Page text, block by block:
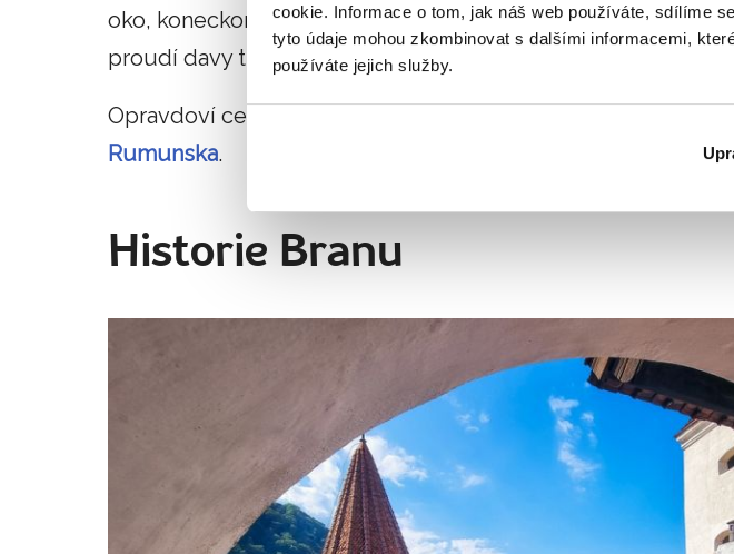
cookie. Informace o tom, jak náš web používáte, sdílíme
tyto údaje mohou zkombinovat s dalšími informacemi,
používáte jejich služby.
oko, koneckonců i díky němu a artefaktům na Drákulu
proudí davy turistů.
Opravdoví cestovatelé si ale počkají na správný čas, a ten je
Rumunska.
Historie Branu